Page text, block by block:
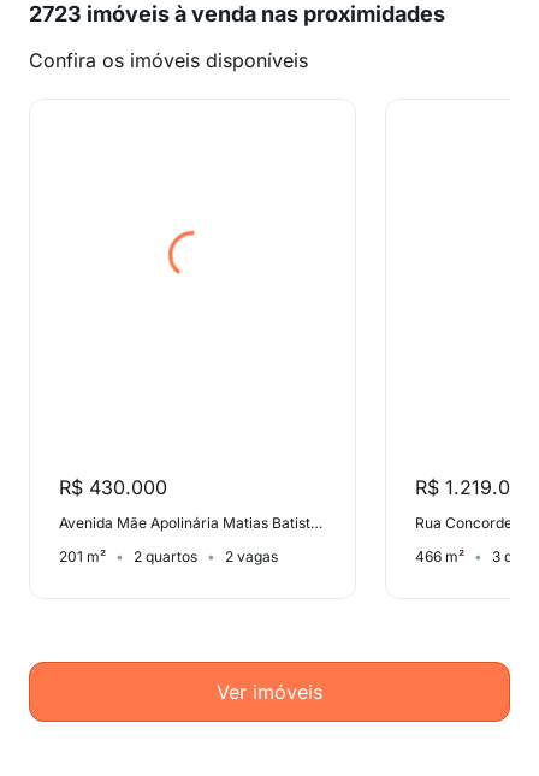
2723 imóveis à venda nas proximidades
Confira os imóveis disponíveis
R$ 430.000
Avenida Mãe Apolinária Matias Batista, Morro Santana
201 m²
2 quartos 2 vagas
R$ 1.219.000
Rua Concorde,
466 m²
3
Ver imóveis